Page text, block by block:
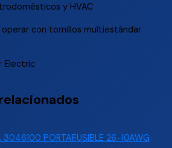
y HVAC
operar con tornillos multiestándar
Electric